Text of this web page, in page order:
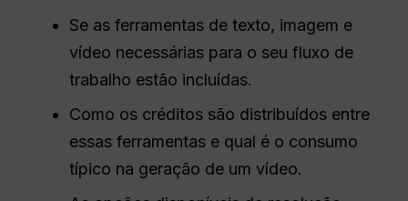
Se as ferramentas de texto, imagem e
vídeo necessárias para o seu fluxo de
trabalho estão incluídas.
Como os créditos são distribuídos entre
essas ferramentas e qual é o consumo
típico na geração de um vídeo.